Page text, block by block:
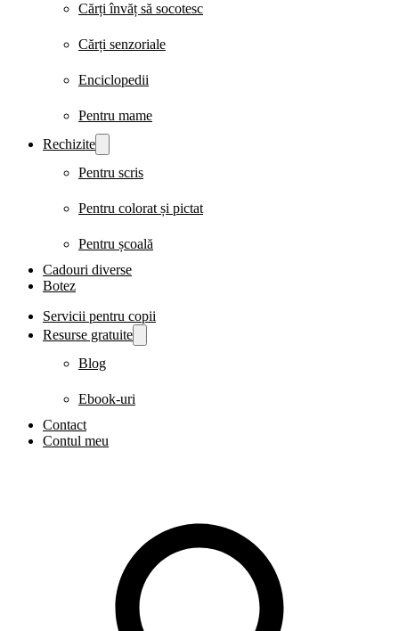
Cărți învăț să socotesc
Cărți senzoriale
Enciclopedii
Pentru mame
Rechizite
Pentru scris
Pentru colorat și pictat
Pentru școală
Cadouri diverse
Botez
Servicii pentru copii
Resurse gratuite
Blog
Ebook-uri
Contact
Contul meu